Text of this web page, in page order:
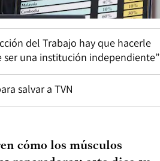
del Trabajo hay que hacerle
ser una institución independiente”
salvar a TVN
cómo los músculos